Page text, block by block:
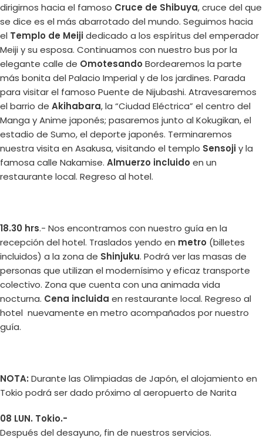
dirigirnos hacia el famoso Cruce de Shibuya, cruce del que
se dice es el más abarrotado del mundo. Seguimos hacia
el Templo de Meijidedicado a los espíritus del emperador
Meiji y su esposa. Continuamos con nuestro bus por la
elegante calle de Omotesando Bordearemos la parte
más bonita del Palacio Imperial y de los jardines. Parada
para visitar el famoso Puente de Nijubashi. Atravesaremos
el barrio de Akihabara, la “Ciudad Eléctrica” el centro del
Manga y Anime japonés; pasaremos junto al Kokugikan, el
estadio de Sumo, el deporte japonés. Terminaremos
nuestra visita en Asakusa, visitando el templo Sensojiy la
famosa calle Nakamise. Almuerzo incluido en un
restaurante local. Regreso al hotel.
18.30 hrs.- Nos encontramos con nuestro guía en la
recepción del hotel. Traslados yendo en metro (billetes
incluidos) a la zona de Shinjuku. Podrá ver las masas de
personas que utilizan el modernísimo y eficaz transporte
colectivo. Zona que cuenta con una animada vida
nocturna. Cena incluida en restaurante local. Regreso al
hotel nuevamente en metro acompañados por nuestro
guía.
NOTA: Durante las Olimpiadas de Japón, el alojamiento en
Tokio podrá ser dado próximo al aeropuerto de Narita
08 LUN. Tokio.-
Después del desayuno, fin de nuestros servicios.